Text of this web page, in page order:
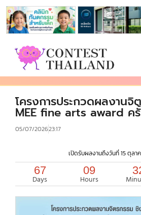
โครงการประกวดผลงานจิ
MEE fine arts award ค
05/07/202623:17
เปิดรับผลงานถึงวันที่ 15 ตุลา
67
Days
09
Hours